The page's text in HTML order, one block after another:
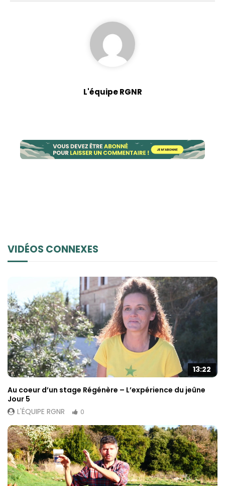
L'équipe RGNR
VIDÉOS CONNEXES
13:22
Au coeur d’un stage Régénère – L’expérience du jeûne
Jour 5
L'ÉQUIPE RGNR
0